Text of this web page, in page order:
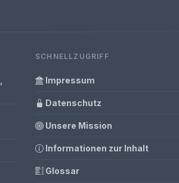
SCHNELLZUGRIFF
Impressum
Datenschutz
Unsere Mission
Informationen zur Inhalt
Glossar